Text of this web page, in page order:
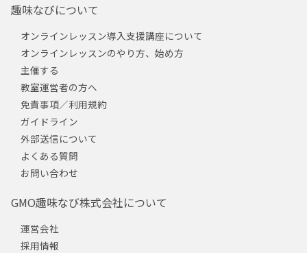
趣味なびについて
オンラインレッスン導入支援講座について
オンラインレッスンのやり方、始め方
主催する
教室運営者の方へ
免責事項／利用規約
ガイドライン
外部送信について
よくある質問
お問い合わせ
GMO趣味なび株式会社について
運営会社
採用情報